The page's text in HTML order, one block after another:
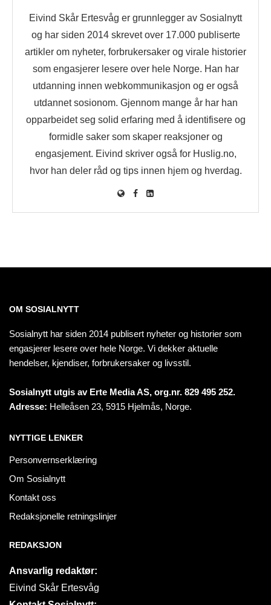
Eivind Skår Ertesvåg er grunnlegger av Sosialnytt
og har siden 2014 skrevet over 17.000 publiserte
artikler om nyheter, forbrukersaker og virale historier
som engasjerer lesere over hele Norge. Han har
utdanning innen webkommunikasjon og er også
utdannet sosionom. Gjennom mange år har han
opparbeidet seg solid erfaring med å identifisere og
formidle saker som skaper reaksjoner og
engasjement. Eivind skriver også for Huslig.no,
hvor han deler råd og tips innen hjem og hverdag.
OM SOSIALNYTT
Sosialnytt har siden 2014 publisert nyheter og historier som
engasjerer lesere over hele Norge. Vi dekker aktuelle
hendelser, kjendiser, forbrukersaker og livsstil.
Sosialnytt utgis av Erte Media AS, org.nr. 829 495 252.
Adresse: Helleåsen 23, 5915 Hjelmås, Norge.
NYTTIGE LENKER
Personvernserklæring
Om Sosialnytt
Kontakt oss
Redaksjonelle retningslinjer
REDAKSJON
Ansvarlig redaktør:
Eivind Skår Ertesvåg